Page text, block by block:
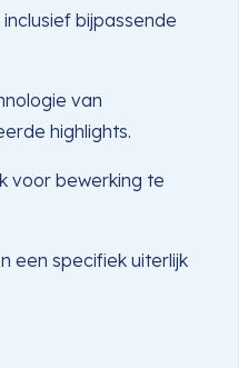
bijpassende
van
highlights.
voor bewerking te
een specifiek uiterlijk